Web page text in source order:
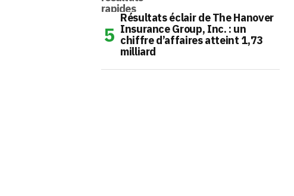
Résultats éclair de The Hanover
Insurance Group, Inc. : un
chiffre d’affaires atteint 1,73
milliard